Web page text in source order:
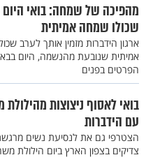
מהפיכה של שמחה: בואי
שכולו שמחה אמיתית
ארגון הידברות מזמין אותך לערב
אמיתית שנובעת מהנשמה, היום
הפרטים בפנים
בואי לאסוף ניצוצות מהילולת
עם הידברות
הצטרפי גם את לנסיעת נשים
צדיקים בצפון הארץ ביום הילולת